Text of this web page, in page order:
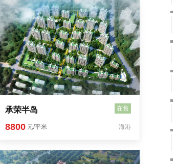
承荣半岛 在售
8800 元/平米 海港